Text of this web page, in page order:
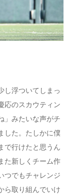
し浮ついてしまっ
応のスカウティン
」みたいな声がチ
した。たしかに僕
で行けたと思うん
た新しくチーム作
つでもチャレンジ
ら取り組んでいけ